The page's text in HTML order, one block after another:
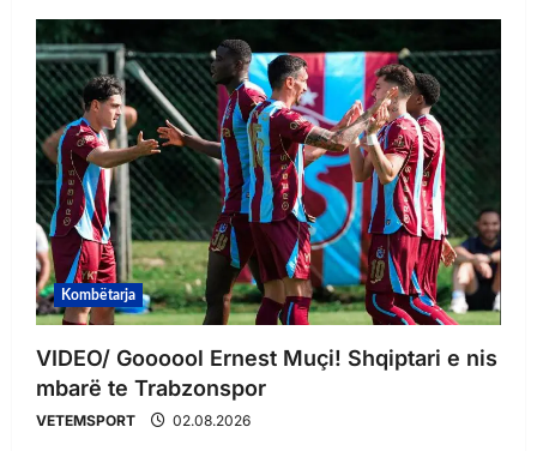
Kombëtarja
VIDEO/ Goooool Ernest Muçi! Shqiptari e nis
mbarë te Trabzonspor
VETEMSPORT 02.08.2026